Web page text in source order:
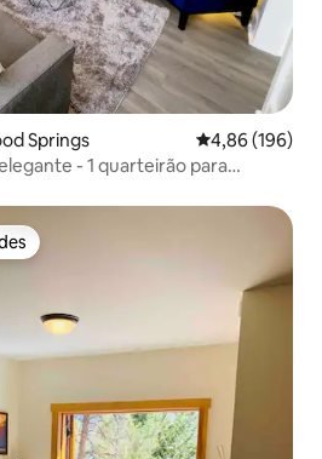
Springs 4,86 de uma
4,86 (196)
- 1 quarteirão para
dos hóspedes